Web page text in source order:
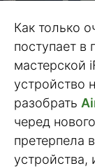
Как только
поступает в
мастерской
устройство
разобрать
черед
претерпела
устройства,